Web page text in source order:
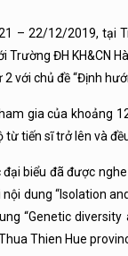
– 22/12/2019, tại
Trường ĐH KH&CN
với chủ đề “Định
gia của khoảng
từ tiến sĩ trở lên và
biểu đã được
nội dung “Isolation
“Genetic
Thien Hue